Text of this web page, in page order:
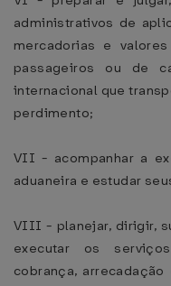
administrativos de
mercadorias e
passageiros ou de
internacional que
perdimento;
VII - acompanhar a
aduaneira e estudar
VIII - planejar, dirigir,
executar os
cobrança,